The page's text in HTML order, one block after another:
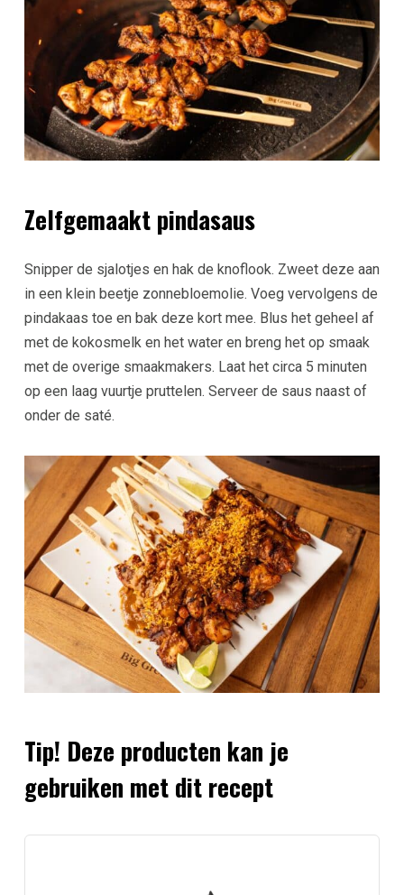
Zelfgemaakt pindasaus
Snipper de sjalotjes en hak de knoflook. Zweet deze aan
in een klein beetje zonnebloemolie. Voeg vervolgens de
pindakaas toe en bak deze kort mee. Blus het geheel af
met de kokosmelk en het water en breng het op smaak
met de overige smaakmakers. Laat het circa 5 minuten
op een laag vuurtje pruttelen. Serveer de saus naast of
onder de saté.
Tip! Deze producten kan je
gebruiken met dit recept